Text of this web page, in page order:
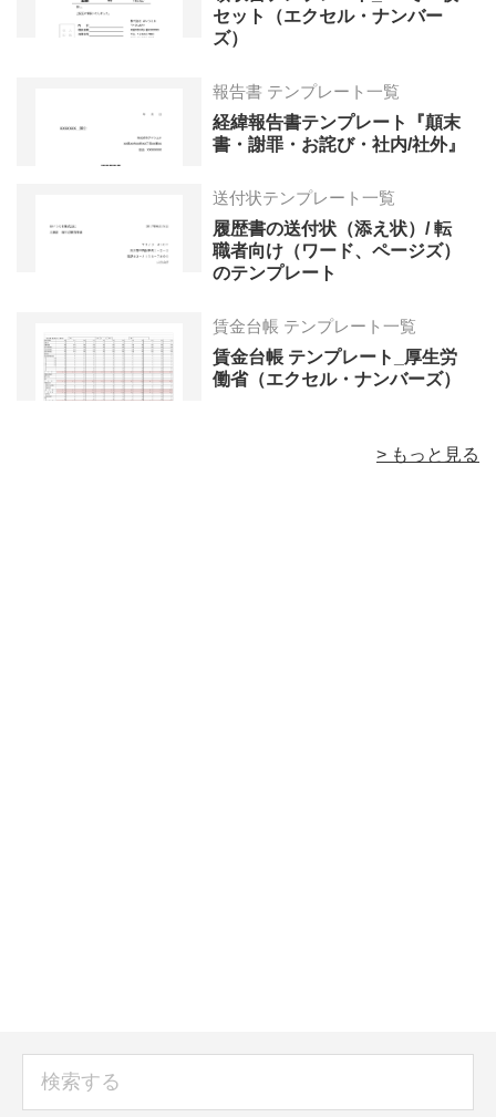
セット（エクセル・ナンバー
ズ）
報告書 テンプレート一覧
経緯報告書テンプレート『顛末
書・謝罪・お詫び・社内/社外』
送付状テンプレート一覧
履歴書の送付状（添え状）/ 転
職者向け（ワード、ページズ）
のテンプレート
賃金台帳 テンプレート一覧
賃金台帳 テンプレート_厚生労
働省（エクセル・ナンバーズ）
> もっと見る